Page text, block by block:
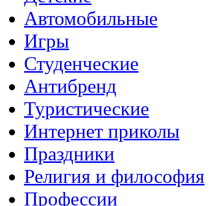
Автомобильные
Игры
Студенческие
Антибренд
Туристические
Интернет приколы
Праздники
Религия и философия
Профессии